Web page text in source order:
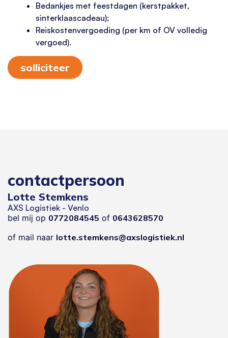
Bedankjes met feestdagen (kerstpakket,
sinterklaascadeau);
Reiskostenvergoeding (per km of OV volledig
vergoed).
solliciteer
contactpersoon
Lotte Stemkens
AXS Logistiek - Venlo
bel mij op 0772084545 of 0643628570
of mail naar lotte.stemkens@axslogistiek.nl